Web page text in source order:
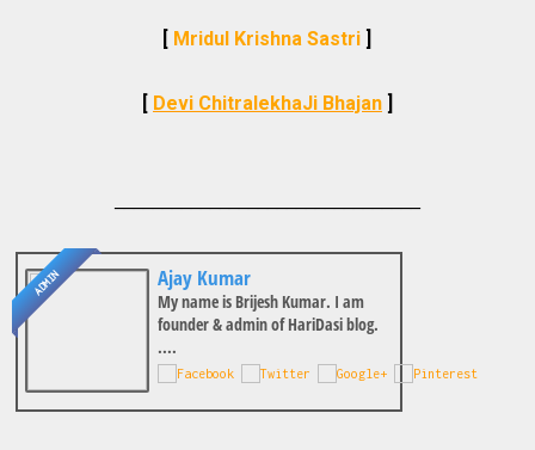
[ Mridul Krishna Sastri ]
[ Devi ChitralekhaJi Bhajan]
ADMIN Ajay Kumar
My name is Brijesh Kumar. I am
founder & admin of HariDasi blog.
....